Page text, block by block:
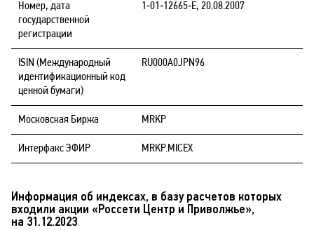
Номер, дата
государственной
регистрации
1‑01‑12665‑Е, 20.08.2007
ISIN (Международный
идентификационный код
ценной бумаги)
RU000A0JPN96
Московская Биржа MRKP
Интерфакс ЭФИР MRKP.MICEX
Информация об индексах, в базу расчетов которых
входили акции «Россети Центр и Приволжье»,
на 31.12.2023